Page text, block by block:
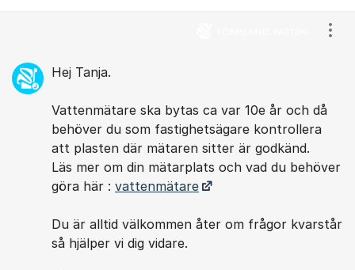
Hej Tanja.
Vattenmätare ska bytas ca var 10e år och då
behöver du som fastighetsägare kontrollera
att plasten där mätaren sitter är godkänd.
Läs mer om din mätarplats och vad du behöver
göra här : vattenmätare
Du är alltid välkommen åter om frågor kvarstår
så hjälper vi dig vidare.